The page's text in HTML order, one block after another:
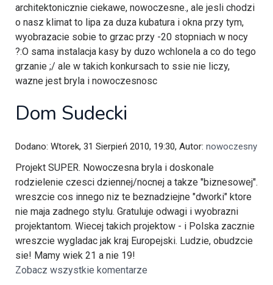
architektonicznie ciekawe, nowoczesne., ale jesli chodzi
o nasz klimat to lipa za duza kubatura i okna przy tym,
wyobrazacie sobie to grzac przy -20 stopniach w nocy
?:O sama instalacja kasy by duzo wchlonela a co do tego
grzanie ;/ ale w takich konkursach to ssie nie liczy,
wazne jest bryla i nowoczesnosc
Dom Sudecki
Dodano: Wtorek, 31 Sierpień 2010, 19:30, Autor: nowoczesny
Projekt SUPER. Nowoczesna bryla i doskonale
rodzielenie czesci dziennej/nocnej a takze "biznesowej".
wreszcie cos innego niz te beznadziejne "dworki" ktore
nie maja zadnego stylu. Gratuluje odwagi i wyobrazni
projektantom. Wiecej takich projektow - i Polska zacznie
wreszcie wygladac jak kraj Europejski. Ludzie, obudzcie
sie! Mamy wiek 21 a nie 19!
Zobacz wszystkie komentarze